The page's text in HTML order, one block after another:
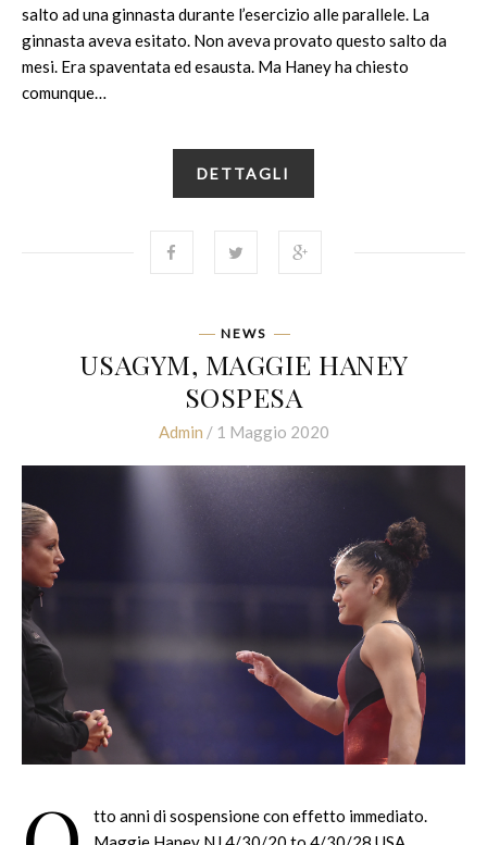
salto ad una ginnasta durante l’esercizio alle parallele. La
ginnasta aveva esitato. Non aveva provato questo salto da
mesi. Era spaventata ed esausta. Ma Haney ha chiesto
comunque…
DETTAGLI
NEWS
USAGYM, MAGGIE HANEY
SOSPESA
Admin / 1 Maggio 2020
tto anni di sospensione con effetto immediato.